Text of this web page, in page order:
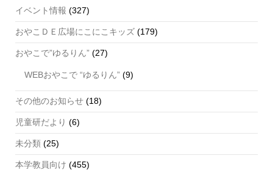
イベント情報 (327)
おやこＤＥ広場にこにこキッズ (179)
おやこで”ゆるりん” (27)
WEBおやこで “ゆるりん” (9)
その他のお知らせ (18)
児童研だより (6)
未分類 (25)
本学教員向け (455)